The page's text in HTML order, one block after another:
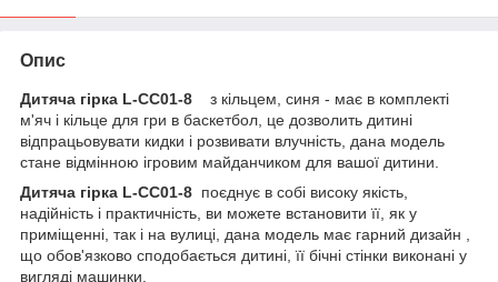
Опис
Дитяча гірка L-CC01-8 з кільцем, синя - має в комплекті
м'яч і кільце для гри в баскетбол, це дозволить дитині
відпрацьовувати кидки і розвивати влучність, дана модель
стане відмінною ігровим майданчиком для вашої дитини.
Дитяча гірка L-CC01-8 поєднує в собі високу якість,
надійність і практичність, ви можете встановити її, як у
приміщенні, так і на вулиці, дана модель має гарний дизайн ,
що обов'язково сподобається дитині, її бічні стінки виконані у
вигляді машинки.